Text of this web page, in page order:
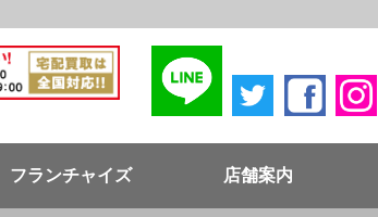
フランチャイズ 店舗案内